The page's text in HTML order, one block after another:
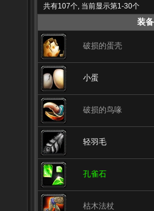
共有107个, 当前显示第1-30个
装备
破损的蛋壳
小蛋
破损的鸟喙
轻羽毛
孔雀石
枯木法杖